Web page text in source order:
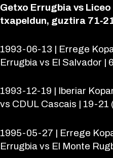
Getxo Errugbia vs
txapeldun, guztira
1993-06-13 | Errege
Errugbia vs El Salvador |
1993-12-19 | Iberiar
vs CDUL Cascais | 19-21
1995-05-27 | Errege
Errugbia vs El Monte